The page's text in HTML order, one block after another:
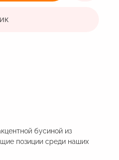
бусиной из
позиции среди наших